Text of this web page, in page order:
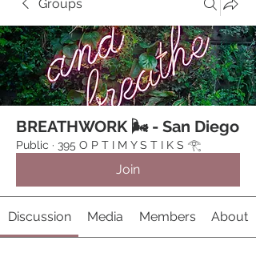
Groups
BREATHWORK 🌬 - San Diego
Public · 395 O P T I M Y S T I K S 𓂀⁠
Join
Discussion Media Members About